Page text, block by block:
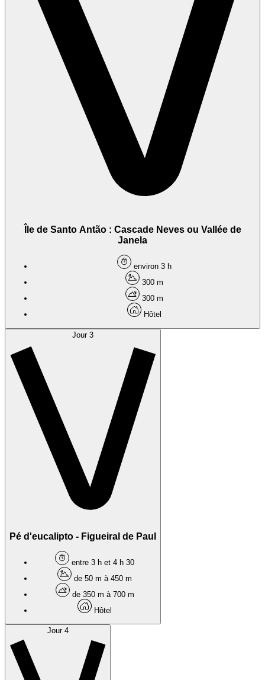
Île de Santo Antão : Cascade Neves ou Vallée de
Janela
environ 3 h
300 m
300 m
Hôtel
Jour 3
Pé d'eucalipto - Figueiral de Paul
entre 3 h et 4 h 30
de 50 m à 450 m
de 350 m à 700 m
Hôtel
Jour 4